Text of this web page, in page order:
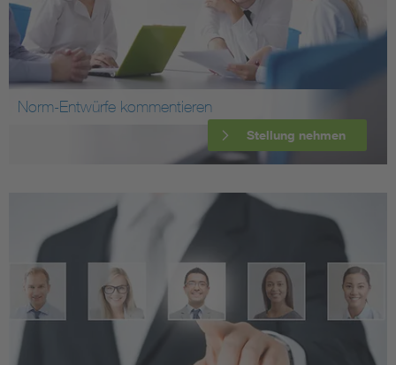
Norm-Entwürfe kommentieren
Stellung nehmen